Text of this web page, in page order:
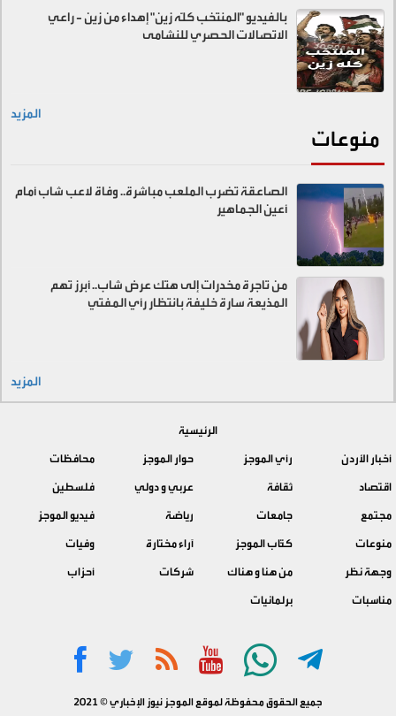
بالفيديو "المنتخب كلّه زين" إهداء من زين - راعي
الاتصالات الحصري للنشامى
المزيد
منوعات
الصاعقة تضرب الملعب مباشرة.. وفاة لاعب شاب أمام
أعين الجماهير
من تاجرة مخدرات إلى هتك عرض شاب.. أبرز تهم
المذيعة سارة خليفة بانتظار رأي المفتي
المزيد
الرئيسية
أخبار الأردن
رأي الموجز حوار الموجز
محافظات
اقتصاد
ثقافة عربي و دولي
فلسطين
مجتمع
جامعات رياضة
فيديو الموجز
منوعات
كتّاب الموجز آراء مختارة
وفيات
وجهة نظر
من هنا و هناك شركات
أحزاب
مناسبات
برلمانيات
جميع الحقوق محفوظة لموقع الموجز نيوز الإخباري © 2021